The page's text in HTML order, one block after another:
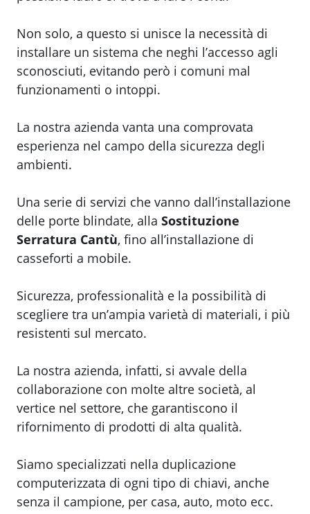
Non solo, a questo si unisce la necessità di
installare un sistema che neghi l’accesso agli
sconosciuti, evitando però i comuni mal
funzionamenti o intoppi.
La nostra azienda vanta una comprovata
esperienza nel campo della sicurezza degli
ambienti.
Una serie di servizi che vanno dall’installazione
delle porte blindate, alla Sostituzione
Serratura Cantù, fino all’installazione di
casseforti a mobile.
Sicurezza, professionalità e la possibilità di
scegliere tra un’ampia varietà di materiali, i più
resistenti sul mercato.
La nostra azienda, infatti, si avvale della
collaborazione con molte altre società, al
vertice nel settore, che garantiscono il
rifornimento di prodotti di alta qualità.
Siamo specializzati nella duplicazione
computerizzata di ogni tipo di chiavi, anche
senza il campione, per casa, auto, moto ecc.